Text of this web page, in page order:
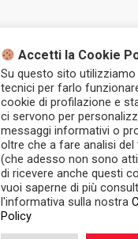
Accetti la Cookie
Su questo sito
tecnici per farlo
cookie di profilazione e
ci servono per
messaggi informativi o
oltre che a fare analisi del
(che adesso non sono
di ricevere anche questi
vuoi saperne di più
l'informativa sulla nostra
Policy